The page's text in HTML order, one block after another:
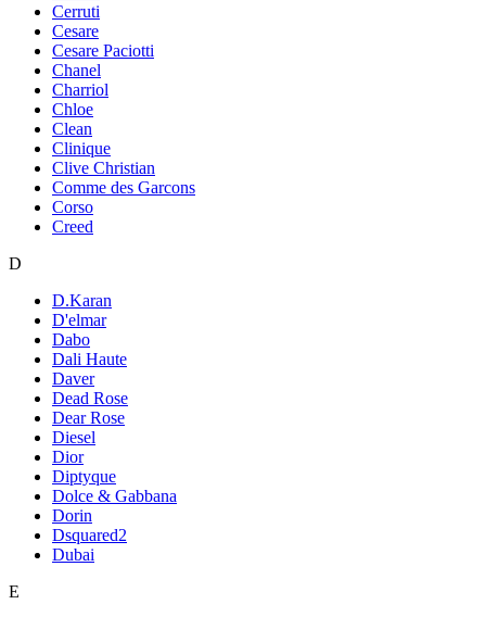
Cerruti
Cesare
Cesare Paciotti
Chanel
Charriol
Chloe
Clean
Clinique
Clive Christian
Comme des Garcons
Corso
Creed
D
D.Karan
D'elmar
Dabo
Dali Haute
Daver
Dead Rose
Dear Rose
Diesel
Dior
Diptyque
Dolce & Gabbana
Dorin
Dsquared2
Dubai
E